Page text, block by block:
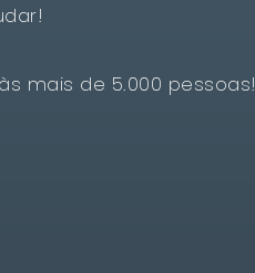
mais de 5.000 pessoas!